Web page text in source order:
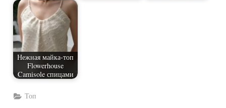
Нежная майка-топ
Flowerhouse
Camisole спицами
Топ